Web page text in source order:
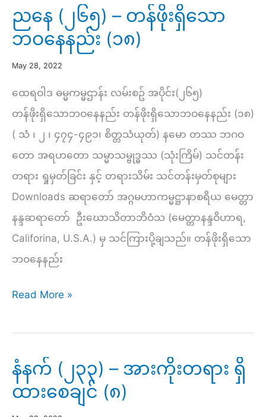
တရား
ရှိ
ထား
ချင်
(၉)
ညနေ (၂၆၅) – တန်ဖိုးရှိသော
ဘဝနေနည်း (၁၈)
May 28, 2022
ထေရဝါဒ ဓမ္မကမ္မဌာန်း လမ်းစဥ် အပိုင်း(၂၆၅)
တန်ဖိုးရှိသောဘဝနေနည်း တန်ဖိုးရှိသောဘဝနေနည်း (၁၈)
( သံ ၊ ၂ ၊ ၄၇၄-၄၉၁၊ စိတ္တသံယုတ်) နမော တဿ ဘဂဝ
တော အရဟတော သမ္မာသမ္ဗုဒ္ဓဿ (သုံးကြိမ်) သင်တန်း
တရား ရှုမှတ်ခြင်း နှင့် တရားသိမ်း သင်တန်းမှတ်စုများ
Downloads ဆရာတော် အဂ္ဂမဟာကမ္မဋ္ဌာနာစရိယ မေတ္တာ
နန္ဒဆရာတော် ဦးဃောသိတာဘိဝံသ (မေတ္တာနန္ဒဝိဟာရ,
Califorina, U.S.A.) မှ သင်ကြားပို့ချသည်။ တန်ဖိုးရှိသော
ဘဝနေနည်း
ညနေ
–
တန်ဖိုးရှိသော
ဘဝ
နေနည်း
Read More »
နံနက် (၂၃၃) – အားကိုးတရား ရှိ
ထားစေချင် (၈)